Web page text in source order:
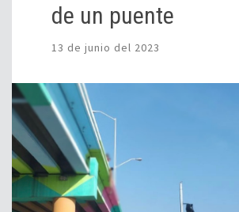
de un puente
13 de junio del 2023